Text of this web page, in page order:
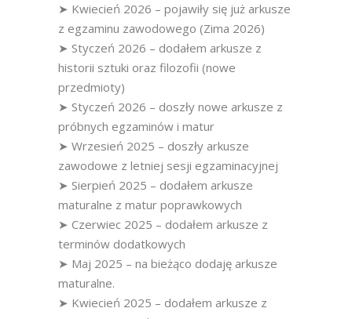
➤ Kwiecień 2026 – pojawiły się już arkusze
z egzaminu zawodowego (Zima 2026)
➤ Styczeń 2026 – dodałem arkusze z
historii sztuki oraz filozofii (nowe
przedmioty)
➤ Styczeń 2026 – doszły nowe arkusze z
próbnych egzaminów i matur
➤ Wrzesień 2025 – doszły arkusze
zawodowe z letniej sesji egzaminacyjnej
➤ Sierpień 2025 – dodałem arkusze
maturalne z matur poprawkowych
➤ Czerwiec 2025 – dodałem arkusze z
terminów dodatkowych
➤ Maj 2025 – na bieżąco dodaję arkusze
maturalne.
➤ Kwiecień 2025 – dodałem arkusze z